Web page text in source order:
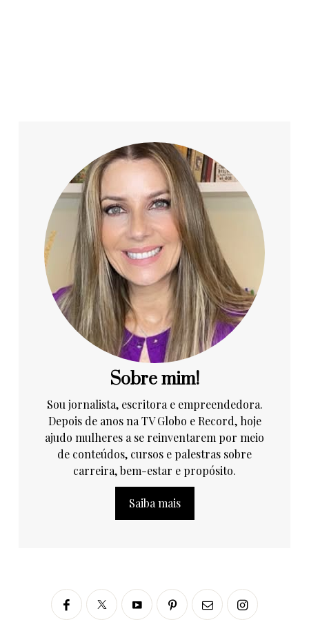
Sobre mim!
Sou jornalista, escritora e empreendedora.
Depois de anos na TV Globo e Record, hoje
ajudo mulheres a se reinventarem por meio
de conteúdos, cursos e palestras sobre
carreira, bem-estar e propósito.
Saiba mais